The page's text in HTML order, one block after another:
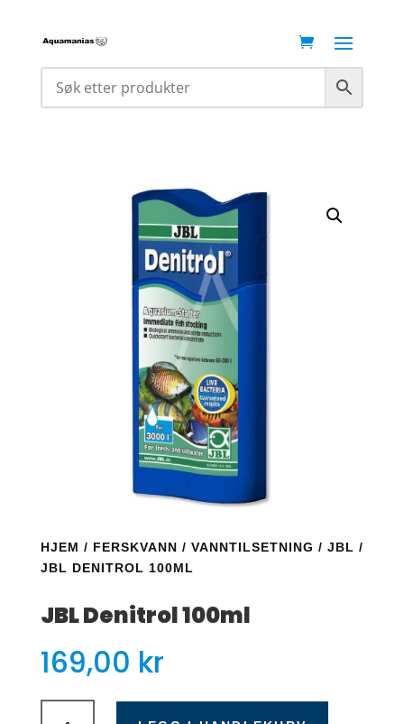
HJEM / FERSKVANN / VANNTILSETNING / JBL /
JBL DENITROL 100ML
JBL Denitrol 100ml
169,00 kr
JBL